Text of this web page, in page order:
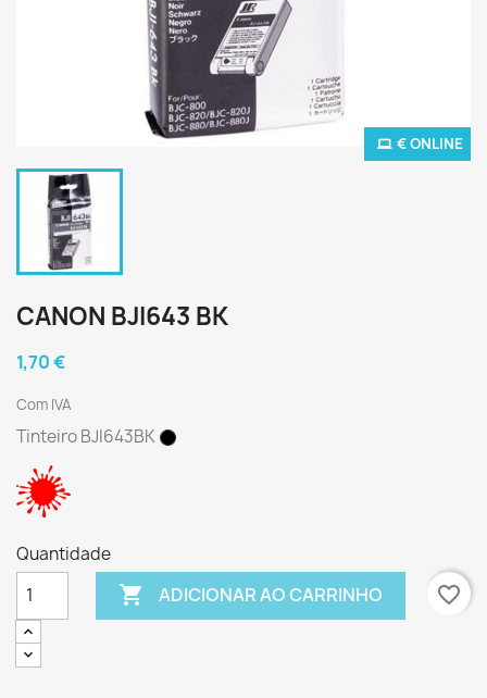
€ ONLINE
CANON BJI643 BK
1,70 €
Com IVA
Tinteiro BJI643BK
Quantidade
 ADICIONAR AO CARRINHO favorite_border